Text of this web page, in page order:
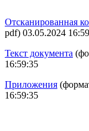
Отсканированная
pdf) 03.05.2024
Текст документа
16:59:35
Приложения
16:59:35